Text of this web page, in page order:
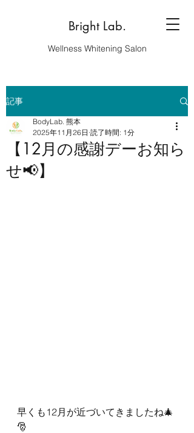
Bright Lab.
Wellness Whitening Salon
記事
【12月の感謝デーお知ら
せ📢】
BodyLab. 熊本
2025年11月26日 読了時間: 1分
早くも12月が近づいてきましたね🎄
🎅